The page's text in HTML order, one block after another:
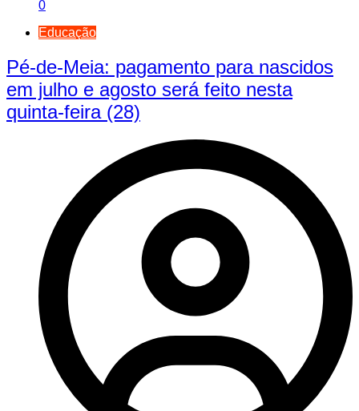
0
Educação
Pé-de-Meia: pagamento para nascidos
em julho e agosto será feito nesta
quinta-feira (28)